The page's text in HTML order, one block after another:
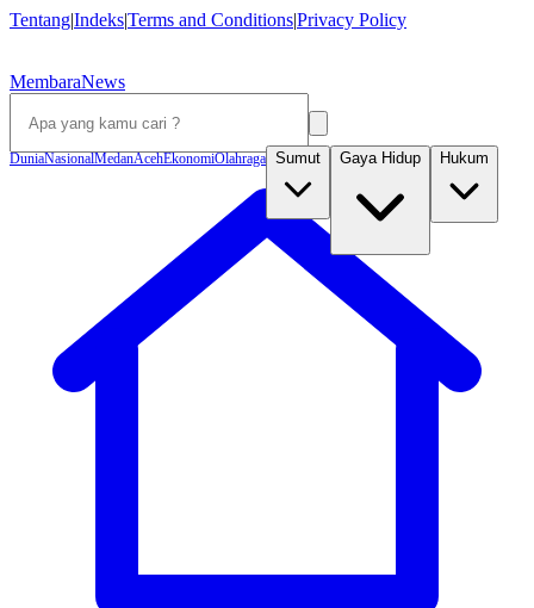
Tentang|Indeks|Terms and Conditions|Privacy Policy
MembaraNews
DuniaNasionalMedanAcehEkonomiOlahraga Sumut Gaya Hidup Hukum